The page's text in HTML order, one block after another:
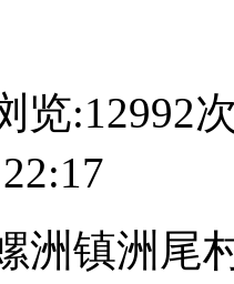
览:12992
洲镇洲尾